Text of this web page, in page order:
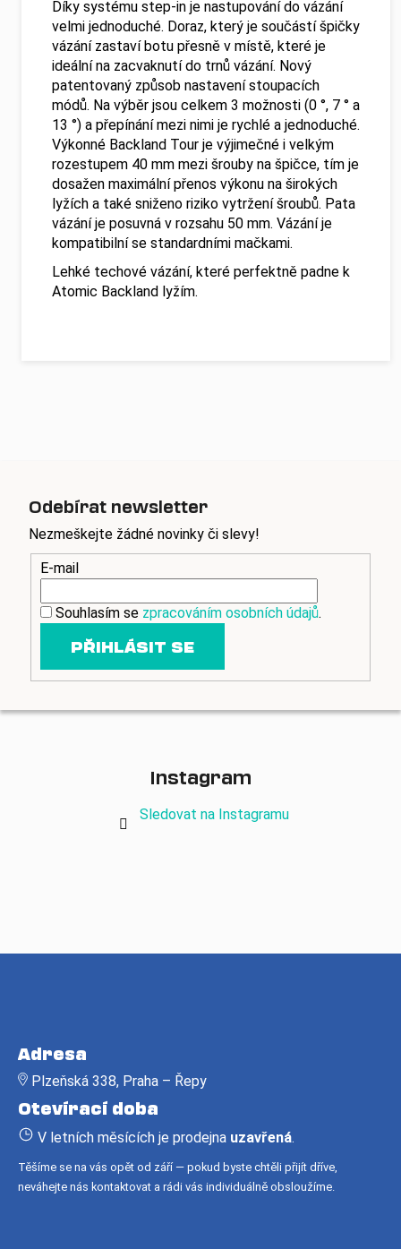
Díky systému step-in je nastupování do vázání
velmi jednoduché. Doraz, který je součástí špičky
vázání zastaví botu přesně v místě, které je
ideální na zacvaknutí do trnů vázání. Nový
patentovaný způsob nastavení stoupacích
módů. Na výběr jsou celkem 3 možnosti (0 °, 7 ° a
13 °) a přepínání mezi nimi je rychlé a jednoduché.
Výkonné Backland Tour je výjimečné i velkým
rozestupem 40 mm mezi šrouby na špičce, tím je
dosažen maximální přenos výkonu na širokých
lyžích a také sniženo riziko vytržení šroubů. Pata
vázání je posuvná v rozsahu 50 mm. Vázání je
kompatibilní se standardními mačkami.
Lehké techové vázání, které perfektně padne k
Atomic Backland lyžím.
Odebírat newsletter
Nezmeškejte žádné novinky či slevy!
E-mail
Souhlasím se zpracováním osobních údajů.
PŘIHLÁSIT SE
Instagram
Sledovat na Instagramu
Adresa
Plzeňská 338, Praha – Řepy
Otevírací doba
V letních měsících je prodejna uzavřená.
Těšíme se na vás opět od září — pokud byste chtěli přijít dříve,
neváhejte nás kontaktovat a rádi vás individuálně obsloužíme.